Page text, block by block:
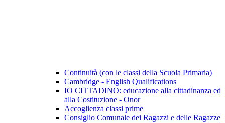
Continuità (con le classi della Scuola Primaria)
Cambridge - English Qualifications
IO CITTADINO: educazione alla cittadinanza ed
alla Costituzione - Onor
Accoglienza classi prime
Consiglio Comunale dei Ragazzi e delle Ragazze